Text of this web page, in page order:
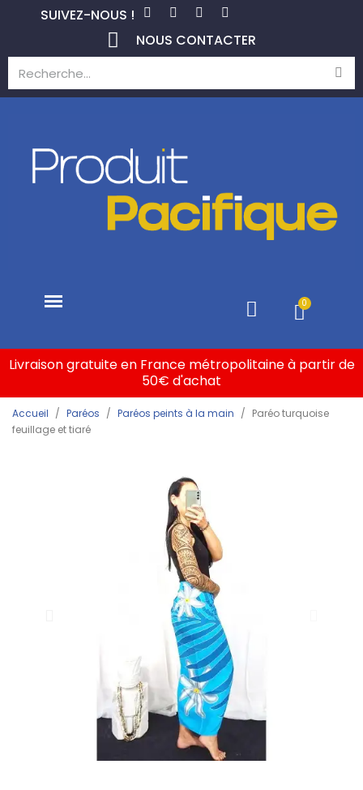
SUIVEZ-NOUS !
NOUS CONTACTER
Livraison gratuite en France métropolitaine à partir de
50€ d'achat
Accueil Paréos Paréos peints à la main
Paréo turquoise
feuillage et tiaré